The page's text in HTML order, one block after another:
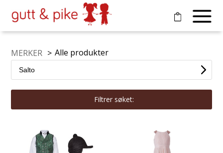
MERKER > Alle produkter
Filtrer søket: